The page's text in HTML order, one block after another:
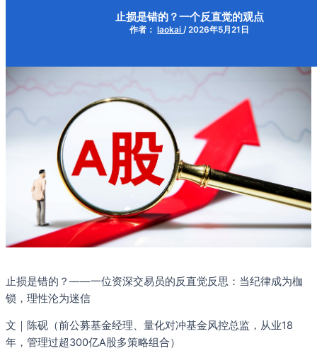
止损是错的？一个反直觉的观点
作者： laokai /2026年5月21日
止损是错的？——一位资深交易员的反直觉反思：当纪律成为枷
锁，理性沦为迷信
文｜陈砚（前公募基金经理、量化对冲基金风控总监，从业18
年，管理过超300亿A股多策略组合）